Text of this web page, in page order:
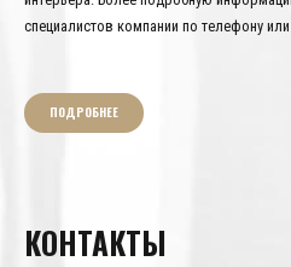
специалистов компании по телефону или
ПОДРОБНЕЕ
КОНТАКТЫ